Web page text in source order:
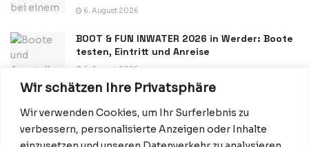
Wir schätzen Ihre Privatsphäre
Wir verwenden Cookies, um Ihr Surferlebnis zu
verbessern, personalisierte Anzeigen oder Inhalte
6. August 2026
BOOT & FUN INWATER 2026 in Werder: Boote
testen, Eintritt und Anreise
6. August 2026